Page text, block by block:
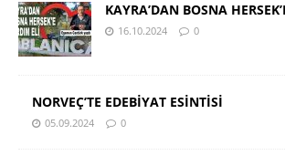
KAYRA’DAN BOSNA
16.10.2024 0
NORVEÇ’TE EDEBİYAT ESİNTİSİ
05.09.2024 0